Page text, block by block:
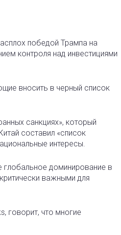
победой Трампа на
контроля над инвестициями
вносить в черный список
санкциях», который
составил «список
интересы.
глобальное доминирование в
важными для
говорит, что многие